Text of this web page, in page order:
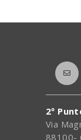
2º
Via
88100-